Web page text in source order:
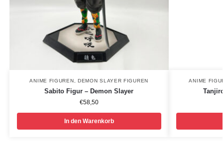
ANIME FIGUREN DEMON SLAYER FIGUREN
Sabito Figur – Demon Slayer
€58,50
In den Warenkorb
ANIME